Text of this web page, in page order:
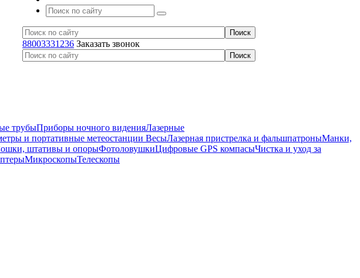
88003331236 Заказать звонок
трубыПриборы ночного виденияЛазерные
и портативные метеостанции ВесыЛазерная пристрелка и фальшпатроныМанки,
штативы и опорыФотоловушкиЦифровые GPS компасыЧистка и уход за
МикроскопыТелескопы